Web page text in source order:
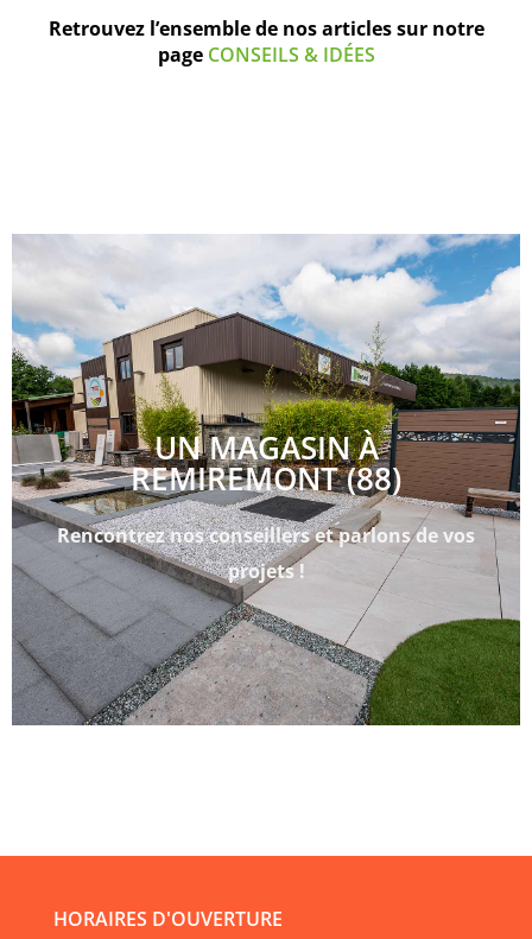
Retrouvez l’ensemble de nos articles sur notre
page CONSEILS & IDÉES
UN MAGASIN À
REMIREMONT (88)
Rencontrez nos conseillers et parlons de vos
projets !
HORAIRES D'OUVERTURE